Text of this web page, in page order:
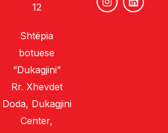
12
Shtëpia
botuese
“Dukagjini”
Rr. Xhevdet
Doda, Dukagjini
Center,